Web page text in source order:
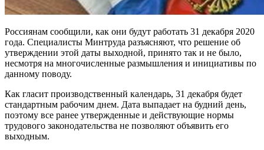
Россиянам сообщили, как они будут работать 31 декабря 2020
года. Специалисты Минтруда разъясняют, что решение об
утверждении этой даты выходной, принято так и не было,
несмотря на многочисленные размышления и инициативы по
данному поводу.
Как гласит производственный календарь, 31 декабря будет
стандартным рабочим днем. Дата выпадает на будний день,
поэтому все ранее утвержденные и действующие нормы
трудового законодательства не позволяют объявить его
выходным.